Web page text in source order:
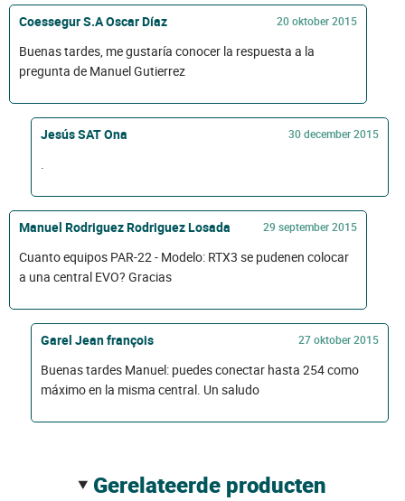
Coessegur S.A Oscar Díaz 20 oktober 2015
Buenas tardes, me gustaría conocer la respuesta a la
pregunta de Manuel Gutierrez
Jesús SAT Ona 30 december 2015
.
Manuel Rodriguez Rodriguez Losada 29 september 2015
Cuanto equipos PAR-22 - Modelo: RTX3 se pudenen colocar
a una central EVO? Gracias
Garel Jean françois 27 oktober 2015
Buenas tardes Manuel: puedes conectar hasta 254 como
máximo en la misma central. Un saludo
gerelateerde producten